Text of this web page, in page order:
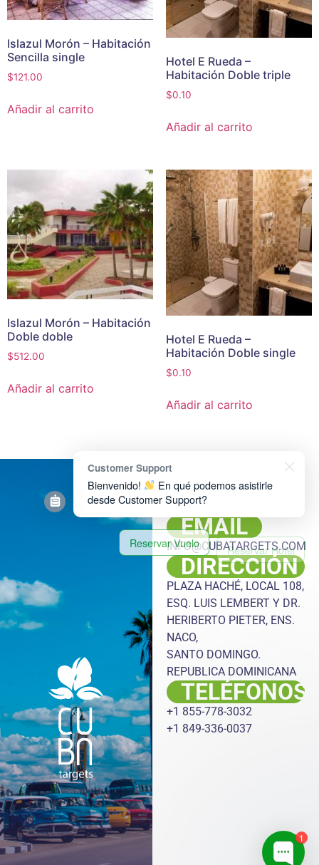
Islazul Morón – Habitación
Sencilla single
$121.00
Añadir al carrito
Hotel E Rueda –
Habitación Doble triple
$0.10
Añadir al carrito
Islazul Morón – Habitación
Doble doble
$512.00
Añadir al carrito
Hotel E Rueda –
Habitación Doble single
$0.10
Añadir al carrito
REDES
EMAIL
INFO@CUBATARGETS.COM
DIRECCIÓN
PLAZA HACHÉ, LOCAL 108,
ESQ. LUIS LEMBERT Y DR.
HERIBERTO PIETER, ENS.
NACO,
SANTO DOMINGO.
REPUBLICA DOMINICANA
TELÉFONOS
+1 855-778-3032
+1 849-336-0037
1
Customer Support
Bienvenido!
En qué podemos asistirle
desde Customer Support?
Reservar Vuelo Reservar Hotel
Reservar Auto Reservar Excursión
Reservar Transfer
Reservar Oferta Especial
Realizar una Consulta por
Whatsapp
Verificar Estatus de Reservación